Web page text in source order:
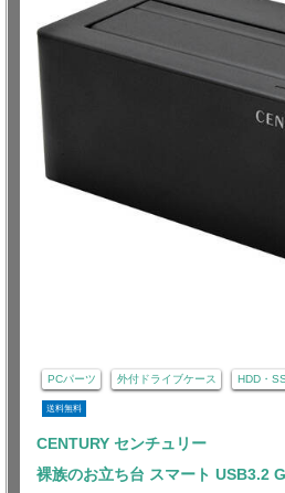
PCパーツ 外付ドライブケース HDD・
送料無料
CENTURY センチュリー
裸族のお立ち台 スマート USB3.2